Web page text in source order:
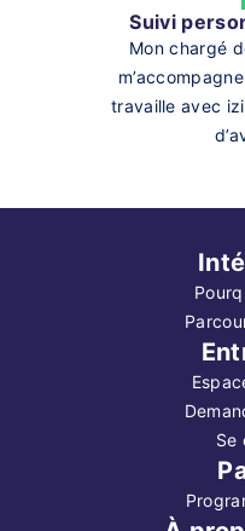
Suivi
Mon chargé
travaille avec
Se